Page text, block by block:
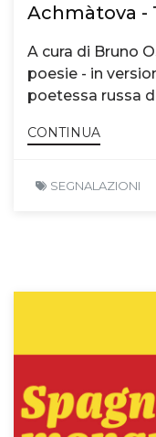
Achmàtova -
A cura di Bruno
poesie - in
poetessa russa
CONTINUA
SEGNALAZIONI